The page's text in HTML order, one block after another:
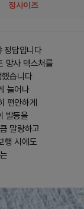
정사이즈
정답입니다
망사 텍스처를
습니다
늘어나
편안하게
발등을
말랑하고
행 시에도